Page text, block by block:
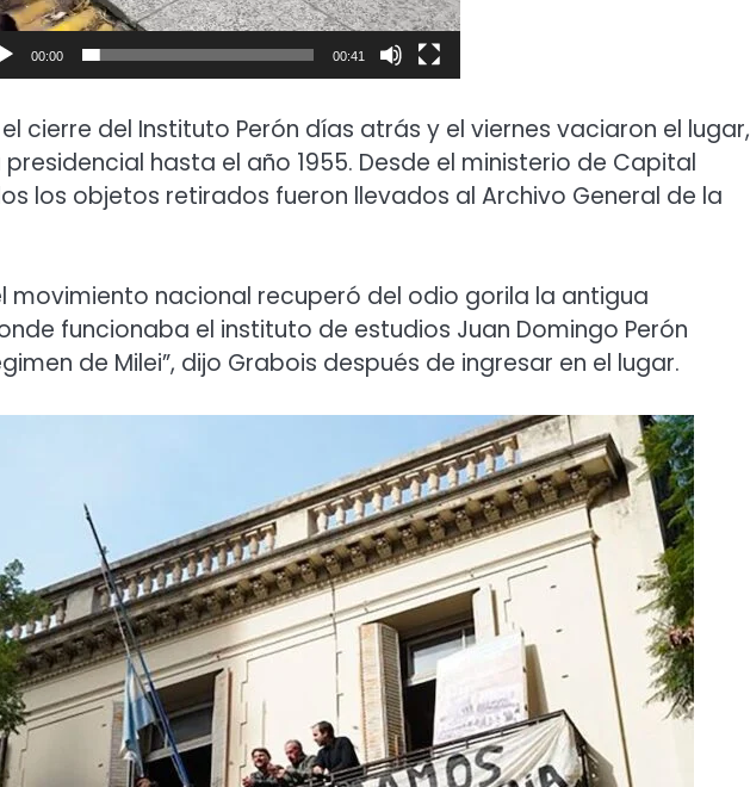
00:00 00:41
cierre del Instituto Perón días atrás y el viernes vaciaron el lugar,
hasta el año 1955. Desde el ministerio de Capital
los objetos retirados fueron llevados al Archivo General de la
movimiento nacional recuperó del odio gorila la antigua
funcionaba el instituto de estudios Juan Domingo Perón
de Milei”, dijo Grabois después de ingresar en el lugar.